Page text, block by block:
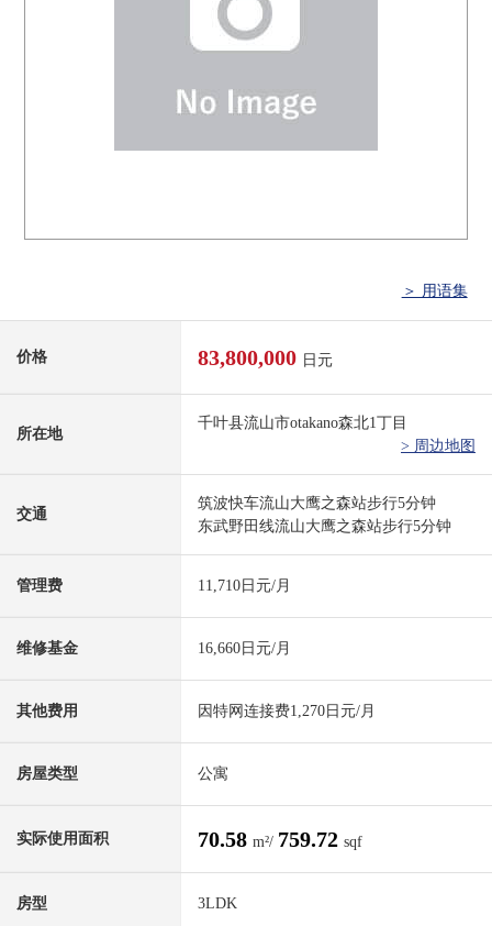
＞ 用语集
价格 83,800,000 日元
所在地
千叶县流山市otakano森北1丁目
> 周边地图
交通
筑波快车流山大鹰之森站步行5分钟
东武野田线流山大鹰之森站步行5分钟
管理费 11,710日元/月
维修基金 16,660日元/月
其他费用 因特网连接费1,270日元/月
房屋类型 公寓
实际使用面积 70.58 m²/ 759.72 sqf
房型 3LDK